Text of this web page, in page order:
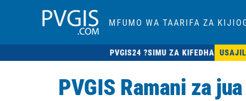
MFUMO WA TAARIFA ZA
PVGIS24 ?SIMU ZA KIFEDHA
PVGIS Ramani za